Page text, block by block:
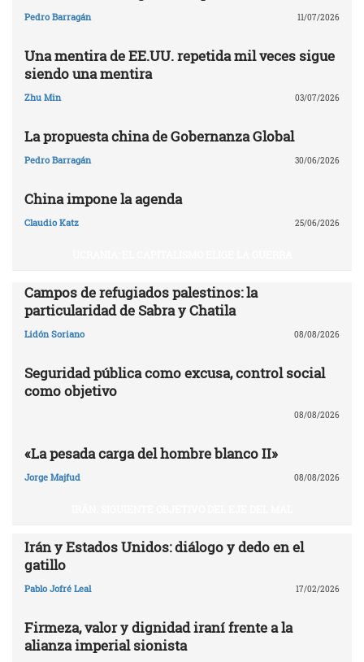
Pedro Barragán 11/07/2026
Una mentira de EE.UU. repetida mil veces sigue
siendo una mentira
Zhu Min 03/07/2026
La propuesta china de Gobernanza Global
Pedro Barragán 30/06/2026
China impone la agenda
Claudio Katz 25/06/2026
Campos de refugiados palestinos: la
particularidad de Sabra y Chatila
Lidón Soriano 08/08/2026
Seguridad pública como excusa, control social
como objetivo
08/08/2026
«La pesada carga del hombre blanco II»
Jorge Majfud 08/08/2026
Irán y Estados Unidos: diálogo y dedo en el
gatillo
Pablo Jofré Leal 17/02/2026
Firmeza, valor y dignidad iraní frente a la
alianza imperial sionista